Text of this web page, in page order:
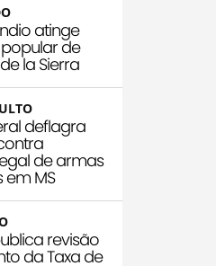
atinge
de
la Sierra
deflagra
de armas
em MS
revisão
da Taxa de